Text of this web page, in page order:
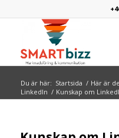
Du är här: Startsida / Här är
LinkedIn / Kunskap om